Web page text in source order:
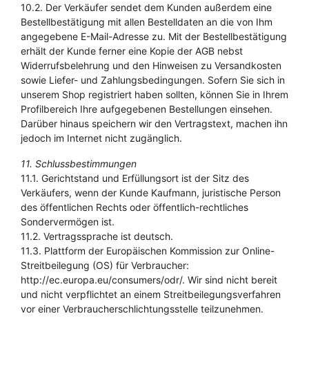
10.2. Der Verkäufer sendet dem Kunden außerdem eine
Bestellbestätigung mit allen Bestelldaten an die von Ihm
angegebene E-Mail-Adresse zu. Mit der Bestellbestätigung
erhält der Kunde ferner eine Kopie der AGB nebst
Widerrufsbelehrung und den Hinweisen zu Versandkosten
sowie Liefer- und Zahlungsbedingungen. Sofern Sie sich in
unserem Shop registriert haben sollten, können Sie in Ihrem
Profilbereich Ihre aufgegebenen Bestellungen einsehen.
Darüber hinaus speichern wir den Vertragstext, machen ihn
jedoch im Internet nicht zugänglich.
11. Schlussbestimmungen
11.1. Gerichtstand und Erfüllungsort ist der Sitz des
Verkäufers, wenn der Kunde Kaufmann, juristische Person
des öffentlichen Rechts oder öffentlich-rechtliches
Sondervermögen ist.
11.2. Vertragssprache ist deutsch.
11.3. Plattform der Europäischen Kommission zur Online-
Streitbeilegung (OS) für Verbraucher:
http://ec.europa.eu/consumers/odr/. Wir sind nicht bereit
und nicht verpflichtet an einem Streitbeilegungsverfahren
vor einer Verbraucherschlichtungsstelle teilzunehmen.